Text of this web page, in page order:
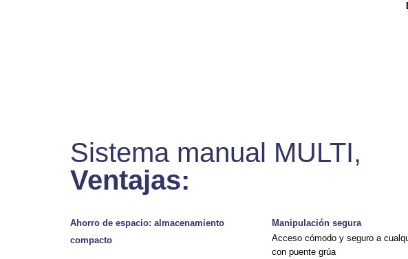
Sistema manual MULTI,
Ventajas:
Ahorro de espacio: almacenamiento
compacto
Manipulación segura
Acceso cómodo y seguro a
con puente grúa